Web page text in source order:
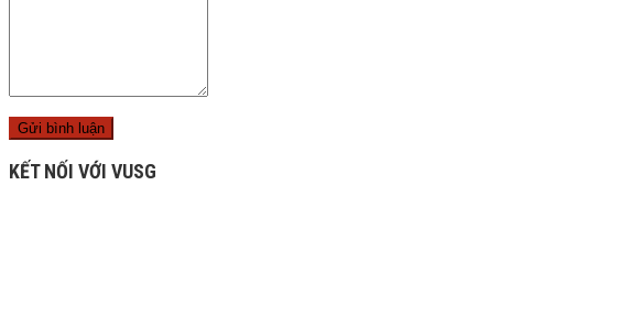
KẾT NỐI VỚI VUSG